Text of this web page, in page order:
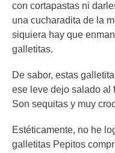
con cortapastas ni
una cucharadita de la
siquiera hay que
galletitas.
De sabor, estas
ese leve dejo salado al
Son sequitas y muy
Estéticamente, no he
galletitas Pepitos